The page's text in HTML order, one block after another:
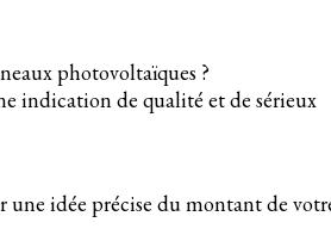
photovoltaïques ?
indication de qualité et de sérieux
idée précise du montant de